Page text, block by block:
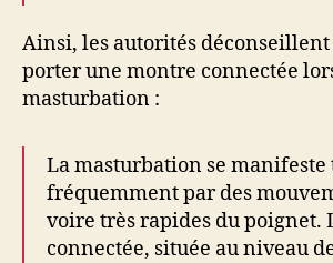
Ainsi, les autorités
porter une montre connectée
masturbation :
La masturbation se manifeste
fréquemment par des
voire très rapides du poignet.
connectée, située au niveau